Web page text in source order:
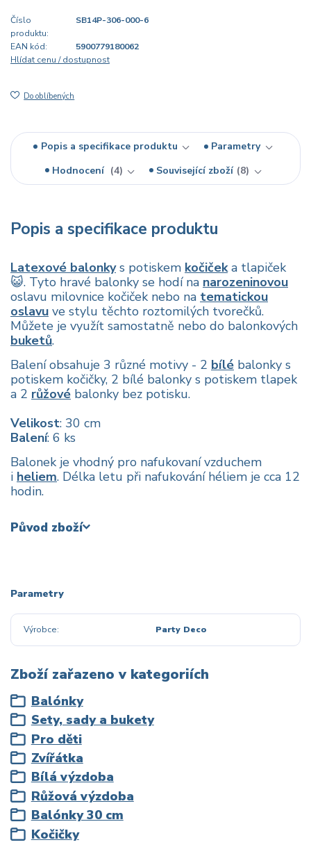
Číslo
produktu:
SB14P-306-000-6
EAN kód:
5900779180062
Hlídat cenu / dostupnost
Do oblíbených
Popis a specifikace produktu
Parametry
Hodnocení
4 Související zboží 8
Popis a specifikace produktu
Latexové balonkys potiskem kočičeka tlapiček
😺. Tyto hravé balonky se hodí na narozeninovou
oslavu milovnice kočiček nebo na tematickou
oslavu ve stylu těchto roztomilých tvorečků.
Můžete je využít samostatně nebo do balonkových
buketů.
Balení obsahuje 3 různé motivy - 2 bílé balonky s
potiskem kočičky, 2 bílé balonky s potiskem tlapek
a 2 růžové balonky bez potisku.
Velikost: 30 cm
Balení: 6 ks
Balonek je vhodný pro nafukovaní vzduchem
i heliem. Délka letu při nafukování héliem je cca 12
hodin.
Původ zboží
Parametry
Výrobce Party Deco
Zboží zařazeno v kategoriích
Balónky
Sety, sady a bukety
Pro děti
Zvířátka
Bílá výzdoba
Růžová výzdoba
Balónky 30 cm
Kočičky